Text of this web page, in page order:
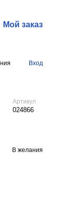
Мой заказ
Вход
Артикул
024866
В желания